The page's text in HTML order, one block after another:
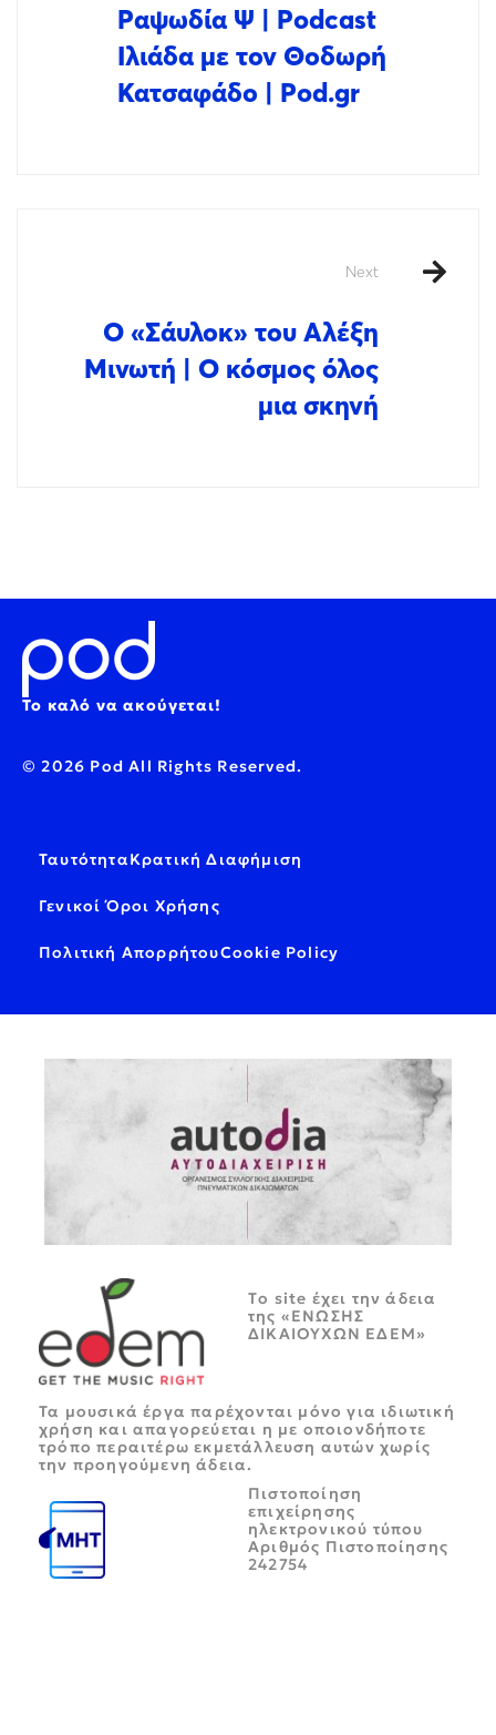
Ραψωδία Ψ | Podcast
Ιλιάδα με τον Θοδωρή
Κατσαφάδο | Pod.gr
Next
Ο «Σάυλοκ» του Αλέξη
Μινωτή | Ο κόσμος όλος
μια σκηνή
Το καλό να ακούγεται!
© 2026 Pod All Rights Reserved.
ΤαυτότηταΚρατική Διαφήμιση
Γενικοί Όροι Χρήσης
Πολιτική ΑπορρήτουCookie Policy
Tο site έχει την άδεια
της «ΕΝΩΣΗΣ
ΔΙΚΑΙΟΥΧΩΝ ΕΔΕΜ»
Τα μουσικά έργα παρέχονται μόνο για ιδιωτική
χρήση και απαγορεύεται η με οποιονδήποτε
τρόπο περαιτέρω εκμετάλλευση αυτών χωρίς
την προηγούμενη άδεια.
Πιστοποίηση
επιχείρησης
ηλεκτρονικού τύπου
Αριθμός Πιστοποίησης
242754